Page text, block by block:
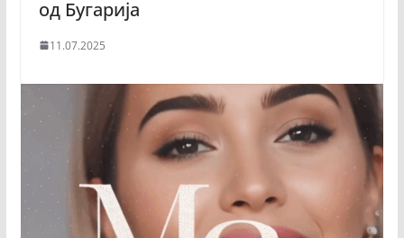
од Бугарија
11.07.2025